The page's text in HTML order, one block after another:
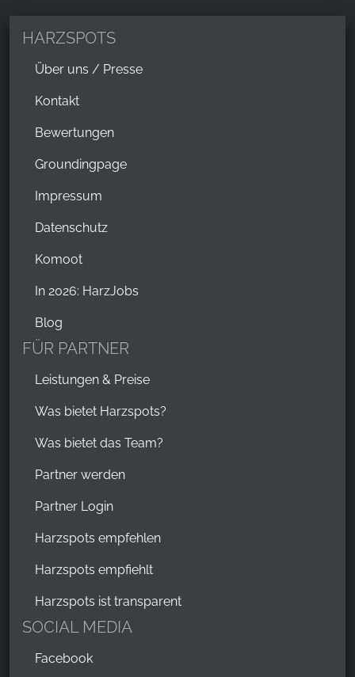
HARZSPOTS
Über uns / Presse
Kontakt
Bewertungen
Groundingpage
Impressum
Datenschutz
Komoot
In 2026: HarzJobs
Blog
FÜR PARTNER
Leistungen & Preise
Was bietet Harzspots?
Was bietet das Team?
Partner werden
Partner Login
Harzspots empfehlen
Harzspots empfiehlt
Harzspots ist transparent
SOCIAL MEDIA
Facebook